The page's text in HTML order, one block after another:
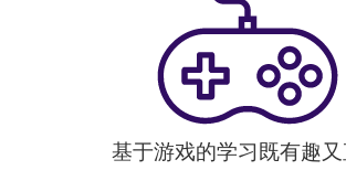
基于游戏的学习既有趣